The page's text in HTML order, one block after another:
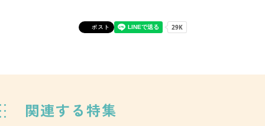
ポスト
関連する特集